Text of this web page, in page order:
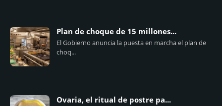
Plan de choque de 15 millones...
El Gobierno anuncia la puesta en marcha el plan de
choq...
Ovaria, el ritual de postre pa...